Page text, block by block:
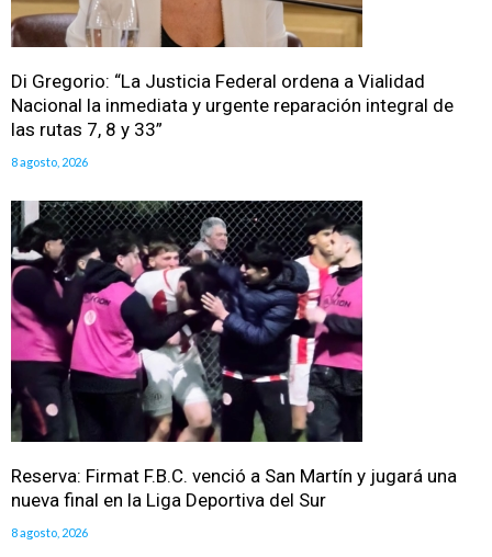
Di Gregorio: “La Justicia Federal ordena a Vialidad
Nacional la inmediata y urgente reparación integral de
las rutas 7, 8 y 33”
8 agosto, 2026
Reserva: Firmat F.B.C. venció a San Martín y jugará una
nueva final en la Liga Deportiva del Sur
8 agosto, 2026